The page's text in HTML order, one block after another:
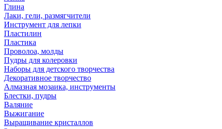
Глина
Лаки, гели, размягчители
Инструмент для лепки
Пластилин
Пластика
Проволоа, молды
Пудры для колеровки
Наборы для детского творчества
Декоративное творчество
Алмазная мозаика, инструменты
Блестки, пудры
Валяние
Выжигание
Выращивание кристаллов